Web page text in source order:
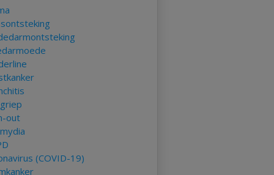
out
(COVID-19)